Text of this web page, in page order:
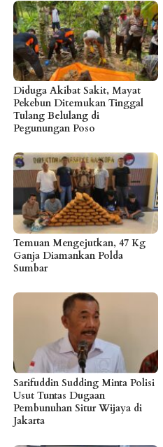
Diduga Akibat Sakit, Mayat
Pekebun Ditemukan Tinggal
Tulang Belulang di
Pegunungan Poso
Temuan Mengejutkan, 47 Kg
Ganja Diamankan Polda
Sumbar
Sarifuddin Sudding Minta Polisi
Usut Tuntas Dugaan
Pembunuhan Situr Wijaya di
Jakarta